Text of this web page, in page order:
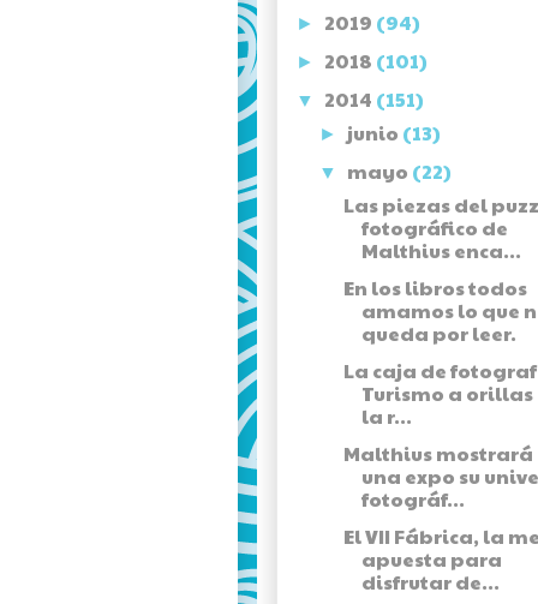
► 2019 (94)
► 2018 (101)
▼ 2014 (151)
► junio (13)
▼ mayo (22)
Las piezas del
fotográfico de
Malthius enca...
En los libros todos
amamos lo que
queda por leer.
La caja de
Turismo a orillas
la r...
Malthius mostrará
una expo su
fotográf...
El VII Fábrica, la
apuesta para
disfrutar de...